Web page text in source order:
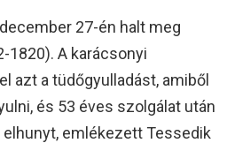
27-én halt meg
1820). A karácsonyi
azt a tüdőgyulladást, amiből
és 53 éves szolgálat után
emlékezett Tessedik